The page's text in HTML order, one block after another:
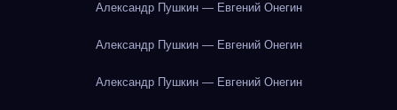
Александр Пушкин — Евгений Онегин
Александр Пушкин — Евгений Онегин
Александр Пушкин — Евгений Онегин